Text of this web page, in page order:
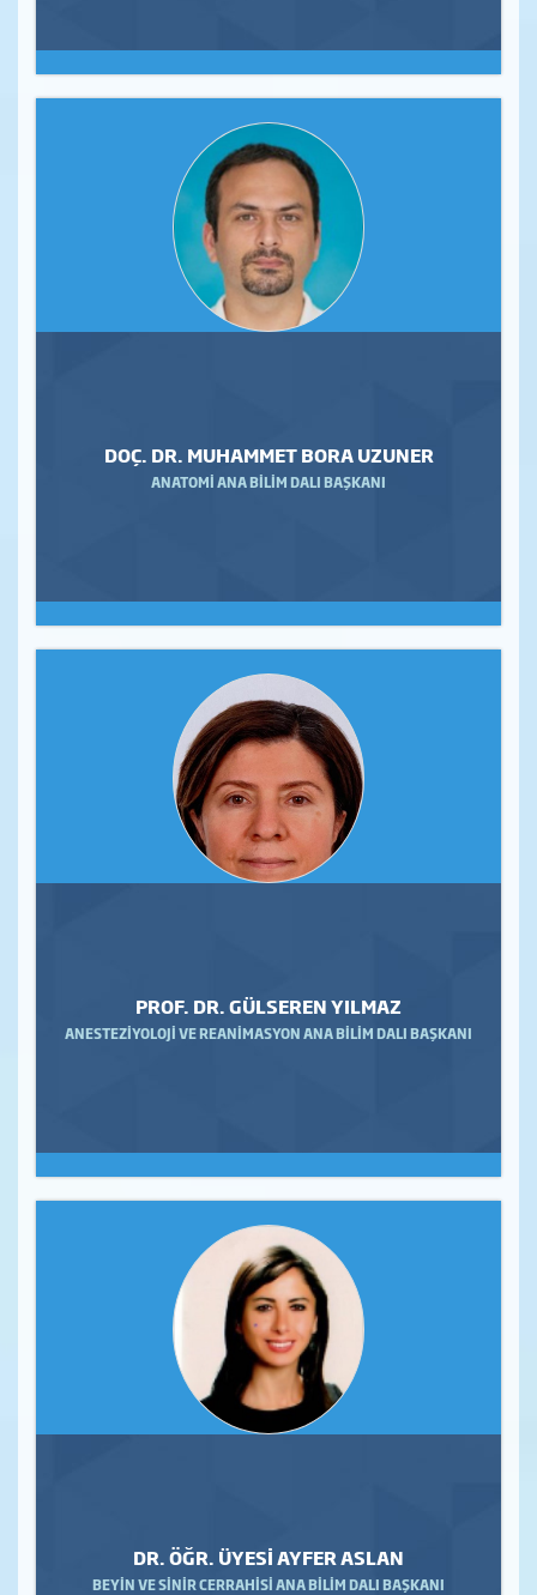
DOÇ. DR. MUHAMMET BORA UZUNER
ANATOMİ ANA BİLİM DALI BAŞKANI
PROF. DR. GÜLSEREN YILMAZ
ANESTEZİYOLOJİ VE REANİMASYON ANA BİLİM DALI BAŞKANI
DR. ÖĞR. ÜYESİ AYFER ASLAN
BEYİN VE SİNİR CERRAHİSİ ANA BİLİM DALI BAŞKANI